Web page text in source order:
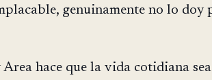
genuinamente no lo doy
hace que la vida cotidiana